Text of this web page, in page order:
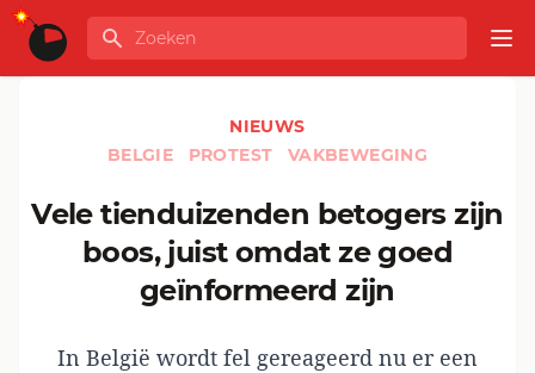
Ga naar de inhoud
GLOBALINFO
Zoeken
NIEUWS
BELGIE
PROTEST VAKBEWEGING
Vele tienduizenden betogers zijn
boos, juist omdat ze goed
geïnformeerd zijn
In België wordt fel gereageerd nu er een